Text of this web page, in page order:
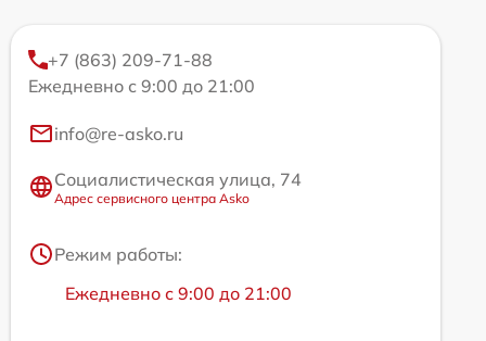
+7 (863) 209-71-88
Ежедневно с 9:00 до 21:00
info@re-asko.ru
Социалистическая улица, 74
Адрес сервисного центра Asko
Режим работы:
Ежедневно с 9:00 до 21:00